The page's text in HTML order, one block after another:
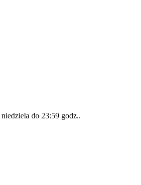
niedziela do 23:59 godz..